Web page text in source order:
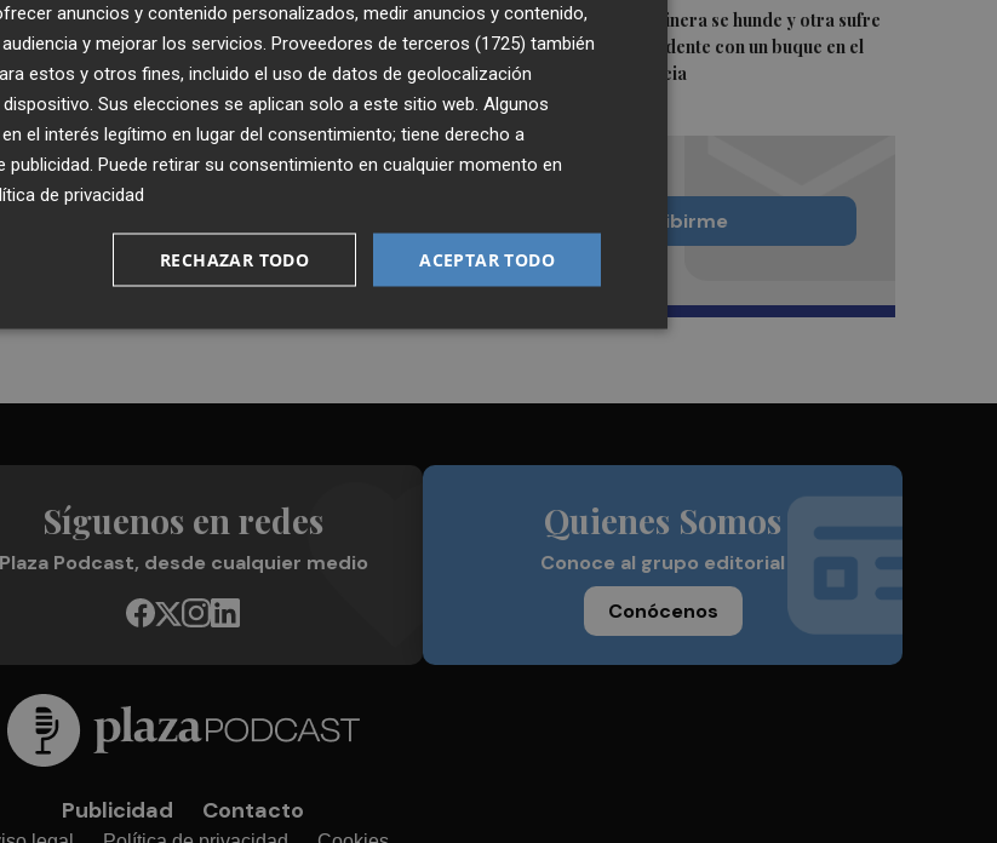
5Una batea clochinera se hunde y otra sufre
daños en un incidente con un buque en el
puerto de Valencia
toda la actualidad de
Podcast en tu correo
Quiero suscribirme
Síguenos en redes
Plaza Podcast, desde cualquier medio
Quienes Somos
Conoce al grupo editorial
Conócenos
Publicidad Contacto
anuncios y contenido personalizados, medir anuncios y contenido,
y mejorar los servicios. Proveedores de terceros (1725) también
estos y otros fines, incluido el uso de datos de geolocalización
Sus elecciones se aplican solo a este sitio web. Algunos
el interés legítimo en lugar del consentimiento; tiene derecho a
publicidad . Puede retirar su consentimiento en cualquier momento en
de privacidad
ACEPTAR TODO
RECHAZAR TODO